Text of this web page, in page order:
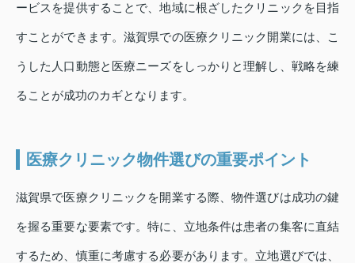
ービスを提供することで、地域に根ざしたクリニックを目指
すことができます。滋賀県での医療クリニック開業には、こ
うした人口動態と医療ニーズをしっかりと理解し、戦略を練
ることが成功のカギとなります。
医療クリニック物件選びの重要ポイント
滋賀県で医療クリニックを開業する際、物件選びは成功の鍵
を握る重要な要素です。特に、立地条件は患者の集客に直結
するため、慎重に考慮する必要があります。立地選びでは、